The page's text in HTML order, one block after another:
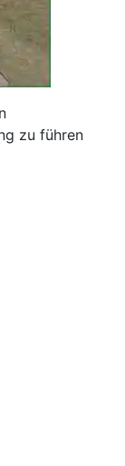
zu führen